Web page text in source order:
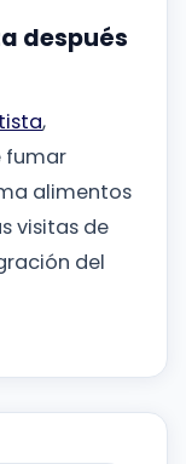
después
,
fumar
alimentos
visitas de
del